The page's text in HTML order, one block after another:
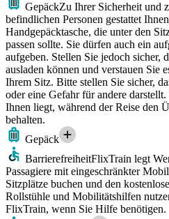
GepäckZu Ihrer Sicherheit und
befindlichen Personen gestattet
Handgepäcktasche, die unter den
passen sollte. Sie dürfen auch ein
aufgeben. Stellen Sie jedoch sicher,
ausladen können und verstauen Sie
Ihrem Sitz. Bitte stellen Sie sicher,
oder eine Gefahr für andere
Ihnen liegt, während der Reise den
behalten.
Gepäck
BarrierefreiheitFlixTrain legt
Passagiere mit eingeschränkter
Sitzplätze buchen und den
Rollstühle und Mobilitätshilfen
FlixTrain, wenn Sie Hilfe benötigen.